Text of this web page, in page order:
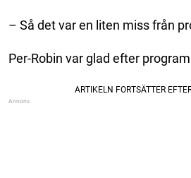
– Så det var en liten miss från
Per-Robin var glad efter